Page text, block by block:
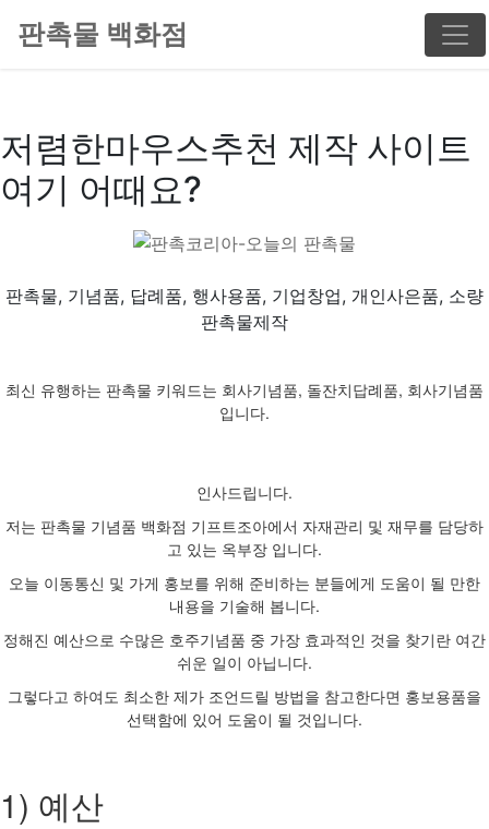
판촉물 백화점
저렴한마우스추천 제작 사이트
여기 어때요?
판촉물, 기념품, 답례품, 행사용품, 기업창업, 개인사은품, 소량
판촉물제작
최신 유행하는 판촉물 키워드는 회사기념품, 돌잔치답례품, 회사기념품
입니다.
인사드립니다.
저는 판촉물 기념품 백화점 기프트조아에서 자재관리 및 재무를 담당하
고 있는 옥부장 입니다.
오늘 이동통신 및 가게 홍보를 위해 준비하는 분들에게 도움이 될 만한
내용을 기술해 봅니다.
정해진 예산으로 수많은 호주기념품 중 가장 효과적인 것을 찾기란 여간
쉬운 일이 아닙니다.
그렇다고 하여도 최소한 제가 조언드릴 방법을 참고한다면 홍보용품을
선택함에 있어 도움이 될 것입니다.
1) 예산